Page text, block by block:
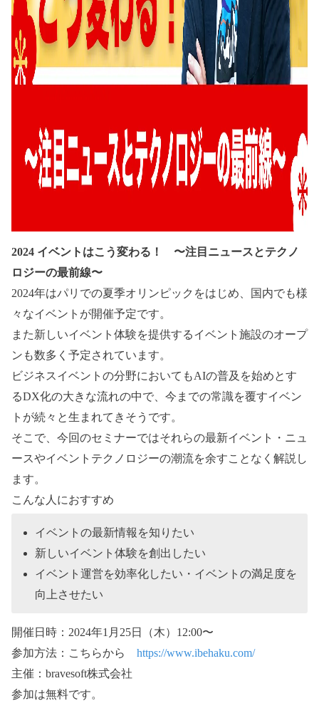
2024 イベントはこう変わる！ 〜注目ニュースとテクノ
ロジーの最前線〜
2024年はパリでの夏季オリンピックをはじめ、国内でも様
々なイベントが開催予定です。
また新しいイベント体験を提供するイベント施設のオープ
ンも数多く予定されています。
ビジネスイベントの分野においてもAIの普及を始めとす
るDX化の大きな流れの中で、今までの常識を覆すイベン
トが続々と生まれてきそうです。
そこで、今回のセミナーではそれらの最新イベント・ニュ
ースやイベントテクノロジーの潮流を余すことなく解説し
ます。
こんな人におすすめ
イベントの最新情報を知りたい
新しいイベント体験を創出したい
イベント運営を効率化したい・イベントの満足度を
向上させたい
開催日時：2024年1月25日（木）12:00〜
参加方法：こちらから https://www.ibehaku.com/
主催：bravesoft株式会社
参加は無料です。